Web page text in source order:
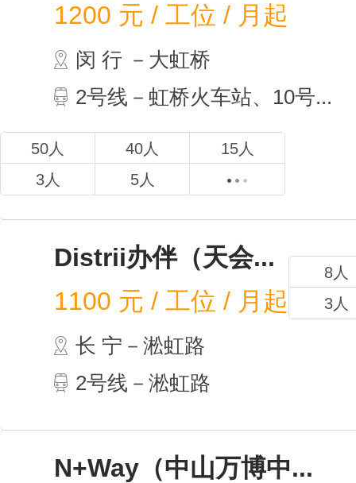
1200 元 / 工位 / 月起
闵 行 －大虹桥
2号线－虹桥火车站、10号...
50人 40人
15人
3人
5人
Distrii办伴（天会...
1100 元 / 工位 / 月起
长 宁－淞虹路
2号线－淞虹路
8人
3人
N+Way（中山万博中...